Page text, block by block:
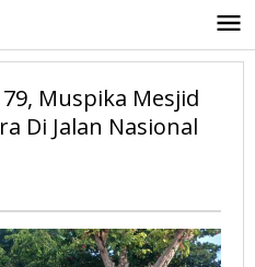
Muspika Mesjid
Di Jalan Nasional